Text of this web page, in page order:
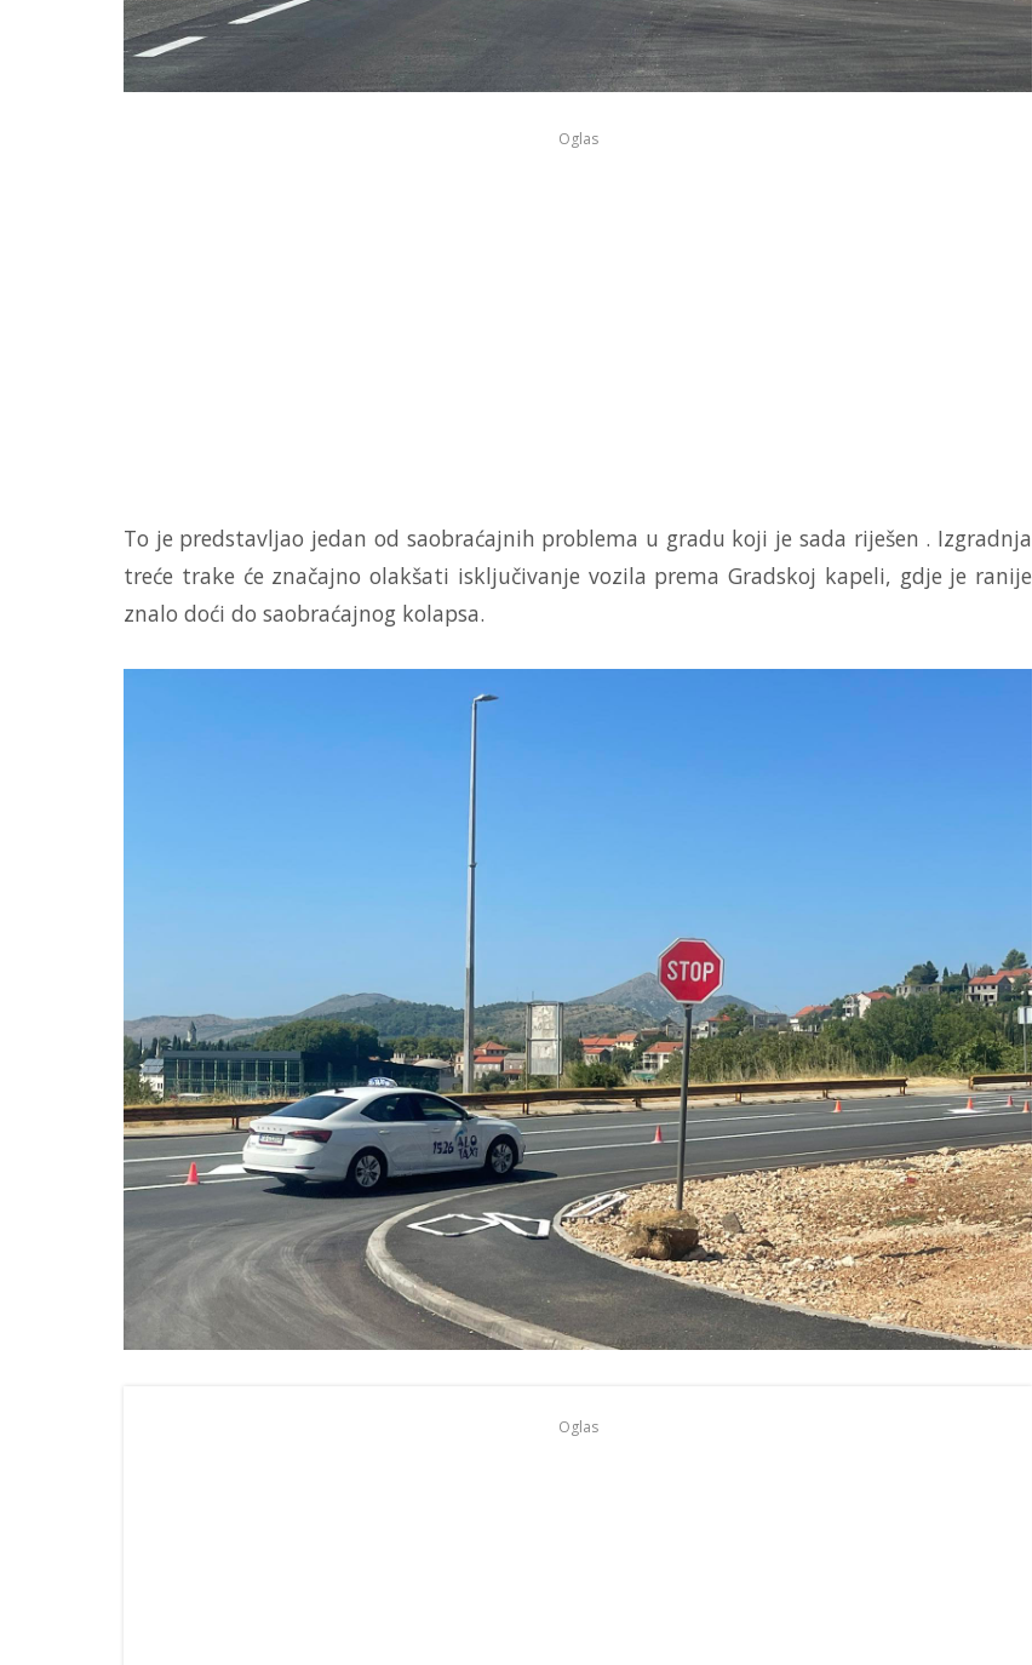
Oglas
To je predstavljao jedan od saobraćajnih problema u gradu koji je sada riješen . Izgradnja
treće trake će značajno olakšati isključivanje vozila prema Gradskoj kapeli, gdje je ranije
znalo doći do saobraćajnog kolapsa.
Oglas